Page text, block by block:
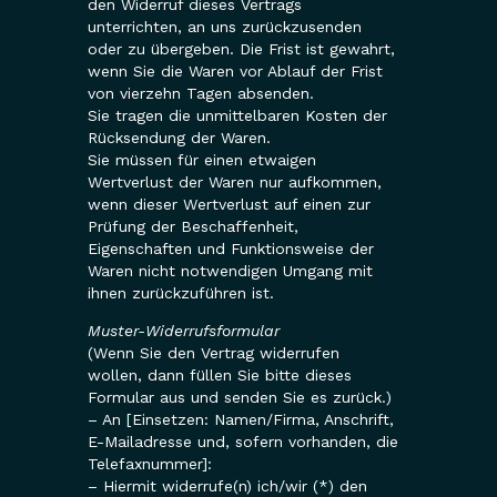
den Widerruf dieses Vertrags
unterrichten, an uns zurückzusenden
oder zu übergeben. Die Frist ist gewahrt,
wenn Sie die Waren vor Ablauf der Frist
von vierzehn Tagen absenden.
Sie tragen die unmittelbaren Kosten der
Rücksendung der Waren.
Sie müssen für einen etwaigen
Wertverlust der Waren nur aufkommen,
wenn dieser Wertverlust auf einen zur
Prüfung der Beschaffenheit,
Eigenschaften und Funktionsweise der
Waren nicht notwendigen Umgang mit
ihnen zurückzuführen ist.
Muster-Widerrufsformular
(Wenn Sie den Vertrag widerrufen
wollen, dann füllen Sie bitte dieses
Formular aus und senden Sie es zurück.)
– An [Einsetzen: Namen/Firma, Anschrift,
E-Mailadresse und, sofern vorhanden, die
Telefaxnummer]:
– Hiermit widerrufe(n) ich/wir (*) den